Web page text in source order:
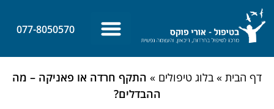
לתוכן
077-8050570
דף הבית » בלוג טיפולים » התקף חרדה או פאניקה – מה
ההבדלים?